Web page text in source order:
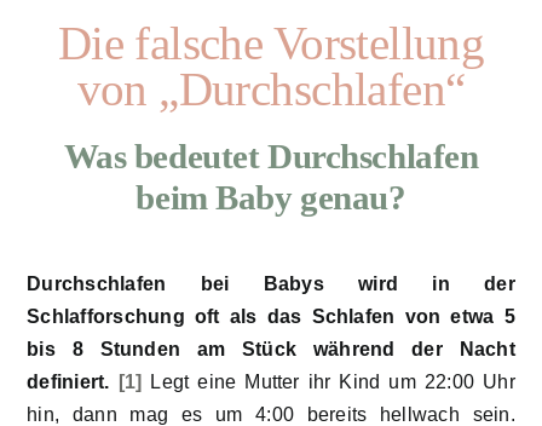
Die falsche Vorstellung
von „Durchschlafen“
Was bedeutet Durchschlafen
beim Baby genau?
Durchschlafen bei Babys wird in der
Schlafforschung oft als das Schlafen von etwa 5
bis 8 Stunden am Stück während der Nacht
definiert.
[1]
Legt eine Mutter ihr Kind um 22:00 Uhr
hin, dann mag es um 4:00 bereits hellwach sein.